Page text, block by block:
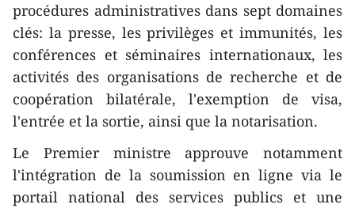
procédures administratives dans sept domaines
clés: la presse, les privilèges et immunités, les
conférences et séminaires internationaux, les
activités des organisations de recherche et de
coopération bilatérale, l'exemption de visa,
l'entrée et la sortie, ainsi que la notarisation.
Le Premier ministre approuve notamment
l'intégration de la soumission en ligne via le
portail national des services publics et une